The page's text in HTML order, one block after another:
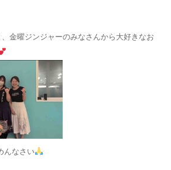
金曜ジンジャーのみなさんから大好きなお
んなさい